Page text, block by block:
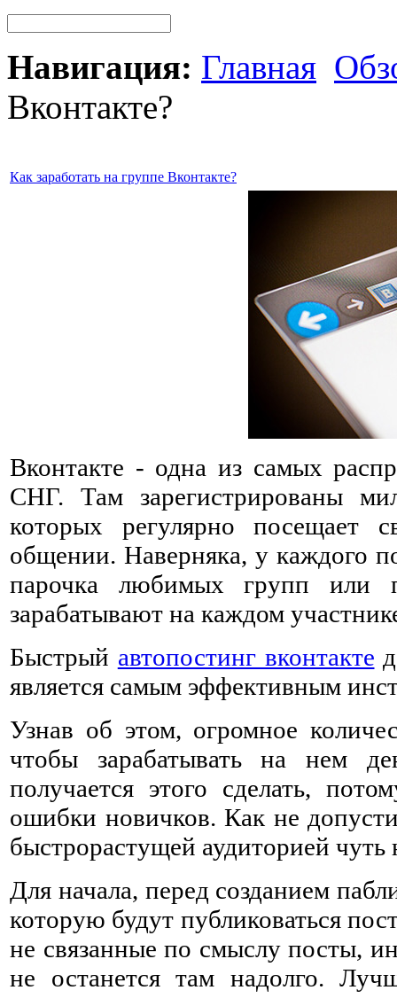
Навигация: Главная
Вконтакте?
Как заработать на группе Вконтакте?
Вконтакте - одна из самых
СНГ. Там зарегистрированы
которых регулярно посещает
общении. Наверняка, у каждого
парочка любимых групп или
зарабатывают на каждом
Быстрый автопостинг вконтакте
является самым эффективным
Узнав об этом, огромное
чтобы зарабатывать на нем
получается этого сделать,
ошибки новичков. Как не
быстрорастущей аудиторией
Для начала, перед созданием
которую будут публиковаться
не связанные по смыслу посты,
не останется там надолго.